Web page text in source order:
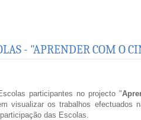
- "APRENDER COM O
participantes no projecto "
visualizar os trabalhos efectuados
das Escolas.